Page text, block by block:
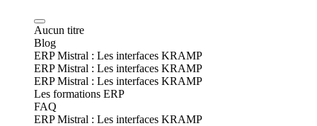
Aucun titre
Blog
ERP Mistral : Les interfaces KRAMP
ERP Mistral : Les interfaces KRAMP
ERP Mistral : Les interfaces KRAMP
Les formations ERP
FAQ
ERP Mistral : Les interfaces KRAMP